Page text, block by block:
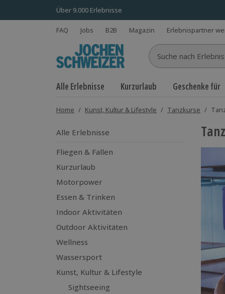
Über 9.000 Erlebnisse
FAQ Jobs B2B Magazin Erlebnispartner
Suche nach
Alle Erlebnisse Kurzurlaub Geschenke für
Home / Kunst, Kultur & Lifestyle / Tanzkurse /
Alle Erlebnisse
Fliegen & Fallen
Kurzurlaub
Motorpower
Essen & Trinken
Indoor Aktivitäten
Outdoor Aktivitäten
Wellness
Wassersport
Kunst, Kultur & Lifestyle
Sightseeing